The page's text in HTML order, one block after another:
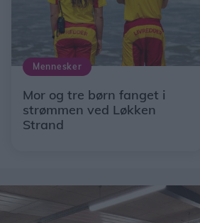
Mennesker
Mor og tre børn fanget i
strømmen ved Løkken
Strand